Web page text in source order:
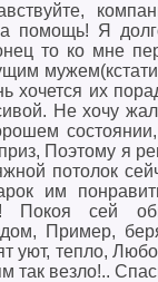
помощь! Я
то ко мне
хочется их
Не хочу
Поэтому я
потолок
им
Покоя сей
Пример,
уют, тепло,
так везло!..